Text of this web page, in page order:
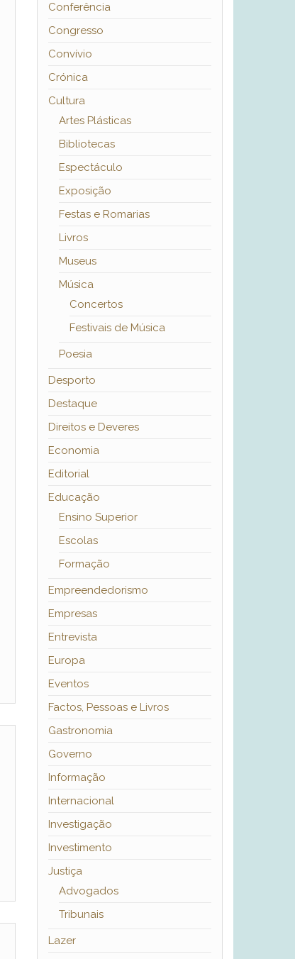
Conferência
Congresso
Convívio
Crónica
Cultura
Artes Plásticas
Bibliotecas
Espectáculo
Exposição
Festas e Romarias
Livros
Museus
Música
Concertos
Festivais de Música
Poesia
Desporto
Destaque
Direitos e Deveres
Economia
Editorial
Educação
Ensino Superior
Escolas
Formação
Empreendedorismo
Empresas
Entrevista
Europa
Eventos
Factos, Pessoas e Livros
Gastronomia
Governo
Informação
Internacional
Investigação
Investimento
Justiça
Advogados
Tribunais
Lazer